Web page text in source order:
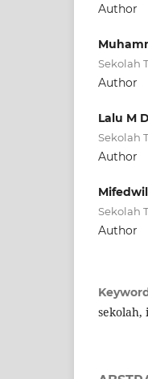
Author
Sekolah
Author
Lalu M
Sekolah
Author
Sekolah
Author
sekolah,